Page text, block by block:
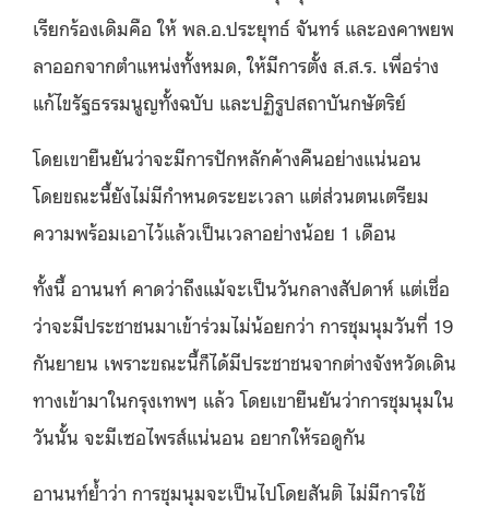
เรียกร้องเดิมคือ ให้ พล.อ.ประยุทธ์ จันทร์ และองคาพยพ
ลาออกจากตำแหน่งทั้งหมด, ให้มีการตั้ง ส.ส.ร. เพื่อร่าง
แก้ไขรัฐธรรมนูญทั้งฉบับ และปฏิรูปสถาบันกษัตริย์
โดยเขายืนยันว่าจะมีการปักหลักค้างคืนอย่างแน่นอน
โดยขณะนี้ยังไม่มีกำหนดระยะเวลา แต่ส่วนตนเตรียม
ความพร้อมเอาไว้แล้วเป็นเวลาอย่างน้อย 1 เดือน
ทั้งนี้ อานนท์ คาดว่าถึงแม้จะเป็นวันกลางสัปดาห์ แต่เชื่อ
ว่าจะมีประชาชนมาเข้าร่วมไม่น้อยกว่า การชุมนุมวันที่ 19
กันยายน เพราะขณะนี้ก็ได้มีประชาชนจากต่างจังหวัดเดิน
ทางเข้ามาในกรุงเทพฯ แล้ว โดยเขายืนยันว่าการชุมนุมใน
วันนั้น จะมีเซอไพรส์แน่นอน อยากให้รอดูกัน
อานนท์ย้ำว่า การชุมนุมจะเป็นไปโดยสันติ ไม่มีการใช้